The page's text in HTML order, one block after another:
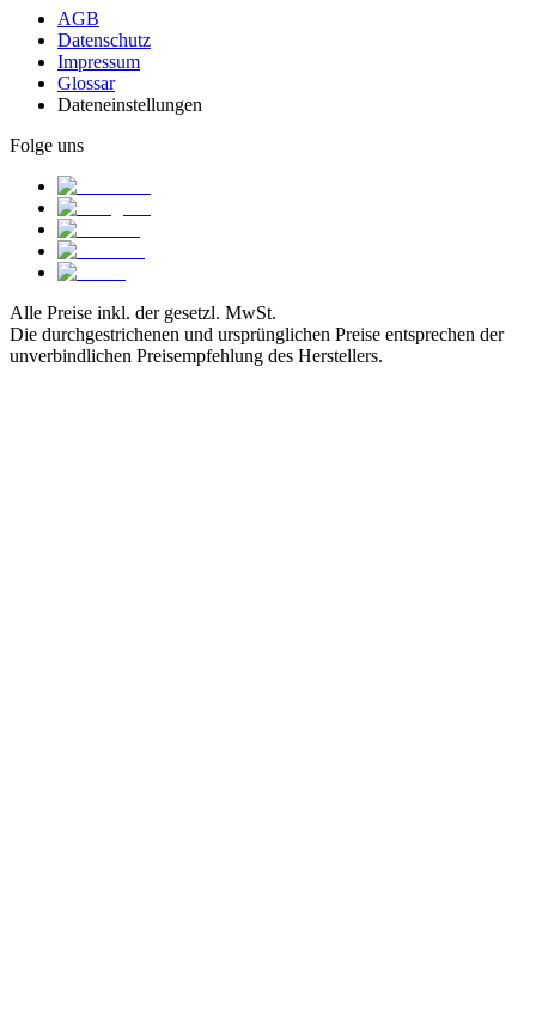
AGB
Datenschutz
Impressum
Glossar
Dateneinstellungen
Folge uns
Alle Preise inkl. der gesetzl. MwSt.
Die durchgestrichenen und ursprünglichen Preise entsprechen der
unverbindlichen Preisempfehlung des Herstellers.